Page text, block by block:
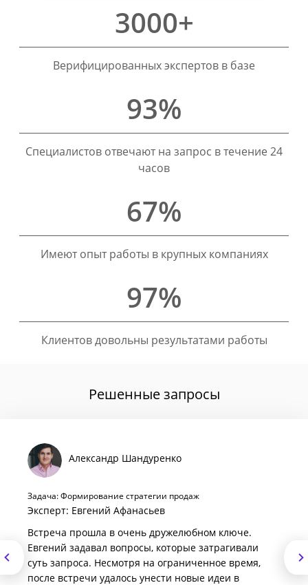
3000+
Верифицированных экспертов в базе
93%
Специалистов отвечают на запрос в течение 24
часов
67%
Имеют опыт работы в крупных компаниях
97%
Клиентов довольны результатами работы
Решенные запросы
Александр Шандуренко
Задача: Формирование стратегии продаж
Эксперт: Евгений Афанасьев
Встреча прошла в очень дружелюбном ключе.
Евгений задавал вопросы, которые затрагивали
суть запроса. Несмотря на ограниченное время,
после встречи удалось унести новые идеи в